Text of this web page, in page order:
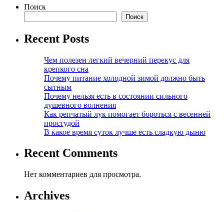
Поиск
Поиск
Recent Posts
Чем полезен легкий вечерний перекус для
крепкого сна
Почему питание холодной зимой должно быть
сытным
Почему нельзя есть в состоянии сильного
душевного волнения
Как репчатый лук помогает бороться с весенней
простудой
В какое время суток лучше есть сладкую дыню
Recent Comments
Нет комментариев для просмотра.
Archives